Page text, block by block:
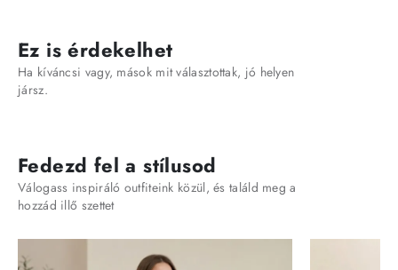
Ez is érdekelhet
Ha kíváncsi vagy, mások mit választottak, jó helyen
jársz.
Fedezd fel a stílusod
Válogass inspiráló outfiteink közül, és találd meg a
hozzád illő szettet